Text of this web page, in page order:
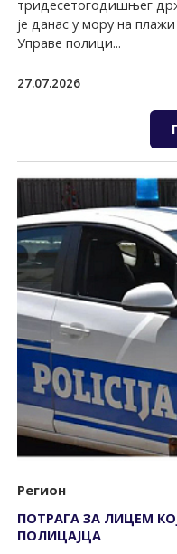
тридесетогодишњег
је данас у мору на
Управе полици...
27.07.2026
Регион
ПОТРАГА ЗА ЛИЦЕМ
ПОЛИЦАЈЦА